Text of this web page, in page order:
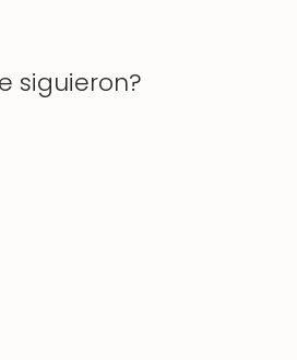
siguieron?